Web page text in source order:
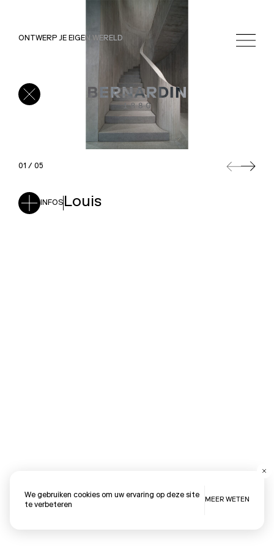
We gebruiken cookies om uw ervaring op deze site
te verbeteren
MEER WETEN
ONTWERP JE EIGEN WERELD
01 / 05
Next Next
INFOS Louis